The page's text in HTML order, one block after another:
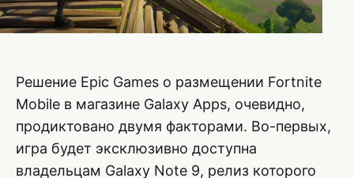
Решение Epic Games о размещении Fortnite
Mobile в магазине Galaxy Apps, очевидно,
продиктовано двумя факторами. Во-первых,
игра будет эксклюзивно доступна
владельцам Galaxy Note 9, релиз которого